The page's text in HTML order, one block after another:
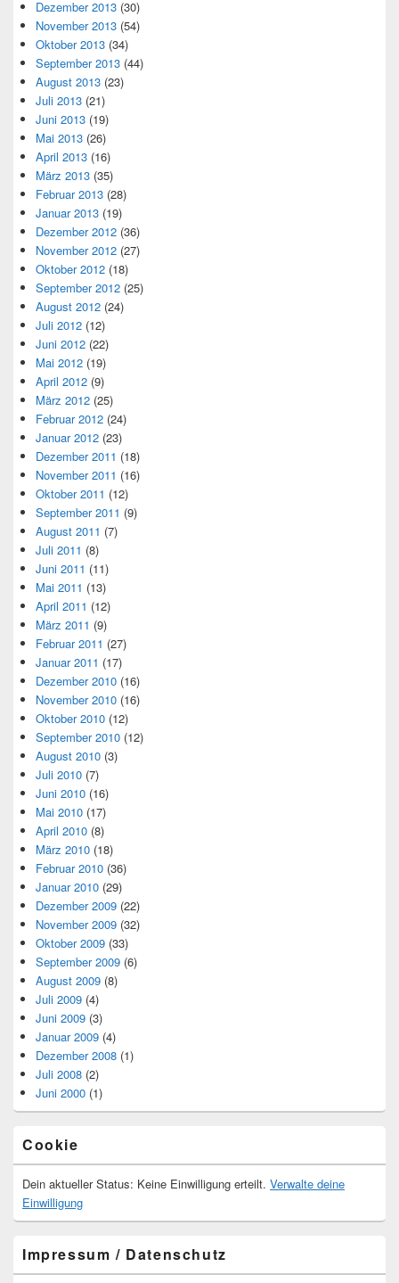
Dezember 2013 (30)
November 2013 (54)
Oktober 2013 (34)
September 2013 (44)
August 2013 (23)
Juli 2013 (21)
Juni 2013 (19)
Mai 2013 (26)
April 2013 (16)
März 2013 (35)
Februar 2013 (28)
Januar 2013 (19)
Dezember 2012 (36)
November 2012 (27)
Oktober 2012 (18)
September 2012 (25)
August 2012 (24)
Juli 2012 (12)
Juni 2012 (22)
Mai 2012 (19)
April 2012 (9)
März 2012 (25)
Februar 2012 (24)
Januar 2012 (23)
Dezember 2011 (18)
November 2011 (16)
Oktober 2011 (12)
September 2011 (9)
August 2011 (7)
Juli 2011 (8)
Juni 2011 (11)
Mai 2011 (13)
April 2011 (12)
März 2011 (9)
Februar 2011 (27)
Januar 2011 (17)
Dezember 2010 (16)
November 2010 (16)
Oktober 2010 (12)
September 2010 (12)
August 2010 (3)
Juli 2010 (7)
Juni 2010 (16)
Mai 2010 (17)
April 2010 (8)
März 2010 (18)
Februar 2010 (36)
Januar 2010 (29)
Dezember 2009 (22)
November 2009 (32)
Oktober 2009 (33)
September 2009 (6)
August 2009 (8)
Juli 2009 (4)
Juni 2009 (3)
Januar 2009 (4)
Dezember 2008 (1)
Juli 2008 (2)
Juni 2000 (1)
Cookie
Dein aktueller Status: Keine Einwilligung erteilt. Verwalte deine
Einwilligung
Impressum / Datenschutz